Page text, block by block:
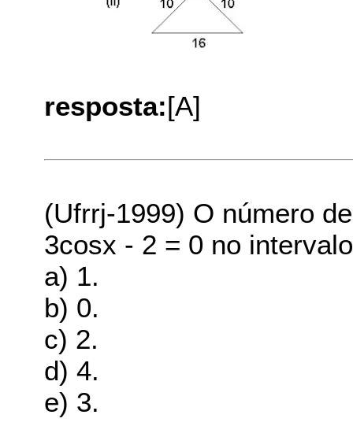
resposta:[A]
(Ufrrj-1999) O número
3cosx - 2 = 0 no
a) 1.
b) 0.
c) 2.
d) 4.
e) 3.